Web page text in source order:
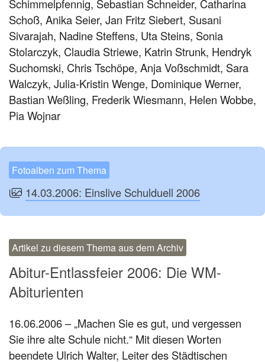
Schimmelpfennig, Sebastian Schneider, Catharina
Schoß, Anika Seier, Jan Fritz Siebert, Susani
Sivarajah, Nadine Steffens, Uta Steins, Sonia
Stolarczyk, Claudia Striewe, Katrin Strunk, Hendryk
Suchomski, Chris Tschöpe, Anja Voßschmidt, Sara
Walczyk, Julia-Kristin Wenge, Dominique Werner,
Bastian Weßling, Frederik Wiesmann, Helen Wobbe,
Pia Wojnar
Fotoalben zum Thema
14.03.2006: Einslive Schulduell 2006
Artikel zu diesem Thema aus dem Archiv
Abitur-Entlassfeier 2006: Die WM-
Abiturienten
16.06.2006 – „Machen Sie es gut, und vergessen
Sie ihre alte Schule nicht.“ Mit diesen Worten
beendete Ulrich Walter, Leiter des Städtischen